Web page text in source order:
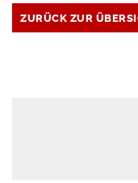
ZURÜCK ZUR